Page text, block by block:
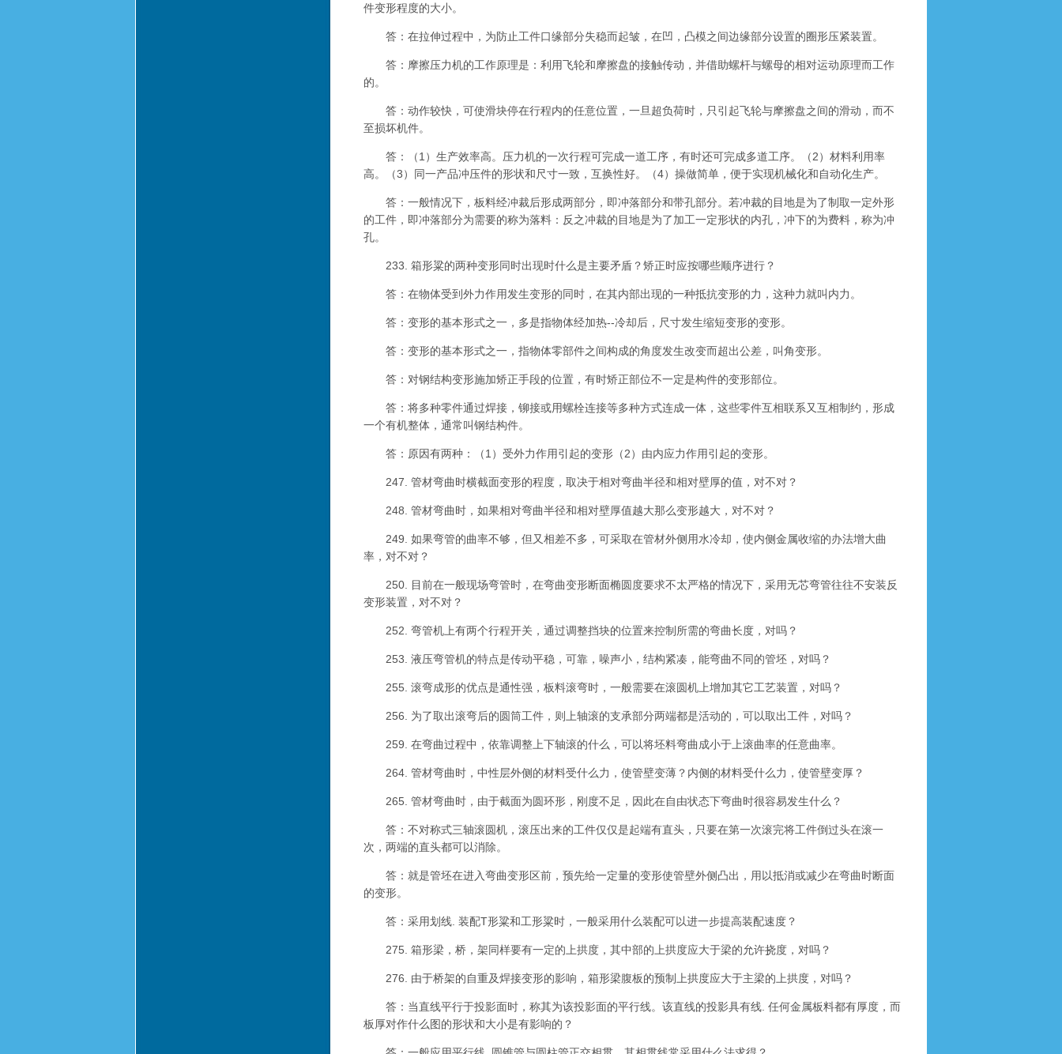
件变形程度的大小。
答：在拉伸过程中，为防止工件口缘部分失稳而起皱，在凹，凸模之间边缘部分设置的圈形压紧装置。
答：摩擦压力机的工作原理是：利用飞轮和摩擦盘的接触传动，并借助螺杆与螺母的相对运动原理而工作
的。
答：动作较快，可使滑块停在行程内的任意位置，一旦超负荷时，只引起飞轮与摩擦盘之间的滑动，而不
至损坏机件。
答：（1）生产效率高。压力机的一次行程可完成一道工序，有时还可完成多道工序。（2）材料利用率
高。（3）同一产品冲压件的形状和尺寸一致，互换性好。（4）操做简单，便于实现机械化和自动化生产。
答：一般情况下，板料经冲裁后形成两部分，即冲落部分和带孔部分。若冲裁的目地是为了制取一定外形
的工件，即冲落部分为需要的称为落料：反之冲裁的目地是为了加工一定形状的内孔，冲下的为费料，称为冲
孔。
233. 箱形粱的两种变形同时出现时什么是主要矛盾？矫正时应按哪些顺序进行？
答：在物体受到外力作用发生变形的同时，在其内部出现的一种抵抗变形的力，这种力就叫内力。
答：变形的基本形式之一，多是指物体经加热--冷却后，尺寸发生缩短变形的变形。
答：变形的基本形式之一，指物体零部件之间构成的角度发生改变而超出公差，叫角变形。
答：对钢结构变形施加矫正手段的位置，有时矫正部位不一定是构件的变形部位。
答：将多种零件通过焊接，铆接或用螺栓连接等多种方式连成一体，这些零件互相联系又互相制约，形成
一个有机整体，通常叫钢结构件。
答：原因有两种：（1）受外力作用引起的变形（2）由内应力作用引起的变形。
247. 管材弯曲时横截面变形的程度，取决于相对弯曲半径和相对壁厚的值，对不对？
248. 管材弯曲时，如果相对弯曲半径和相对壁厚值越大那么变形越大，对不对？
249. 如果弯管的曲率不够，但又相差不多，可采取在管材外侧用水冷却，使内侧金属收缩的办法增大曲
率，对不对？
250. 目前在一般现场弯管时，在弯曲变形断面椭圆度要求不太严格的情况下，采用无芯弯管往往不安装反
变形装置，对不对？
252. 弯管机上有两个行程开关，通过调整挡块的位置来控制所需的弯曲长度，对吗？
253. 液压弯管机的特点是传动平稳，可靠，噪声小，结构紧凑，能弯曲不同的管坯，对吗？
255. 滚弯成形的优点是通性强，板料滚弯时，一般需要在滚圆机上增加其它工艺装置，对吗？
256. 为了取出滚弯后的圆筒工件，则上轴滚的支承部分两端都是活动的，可以取出工件，对吗？
259. 在弯曲过程中，依靠调整上下轴滚的什么，可以将坯料弯曲成小于上滚曲率的任意曲率。
264. 管材弯曲时，中性层外侧的材料受什么力，使管壁变薄？内侧的材料受什么力，使管壁变厚？
265. 管材弯曲时，由于截面为圆环形，刚度不足，因此在自由状态下弯曲时很容易发生什么？
答：不对称式三轴滚圆机，滚压出来的工件仅仅是起端有直头，只要在第一次滚完将工件倒过头在滚一
次，两端的直头都可以消除。
答：就是管坯在进入弯曲变形区前，预先给一定量的变形使管壁外侧凸出，用以抵消或减少在弯曲时断面
的变形。
答：采用划线. 装配T形粱和工形粱时，一般采用什么装配可以进一步提高装配速度？
275. 箱形梁，桥，架同样要有一定的上拱度，其中部的上拱度应大于梁的允许挠度，对吗？
276. 由于桥架的自重及焊接变形的影响，箱形梁腹板的预制上拱度应大于主梁的上拱度，对吗？
答：当直线平行于投影面时，称其为该投影面的平行线。该直线的投影具有线. 任何金属板料都有厚度，而
板厚对作什么图的形状和大小是有影响的？